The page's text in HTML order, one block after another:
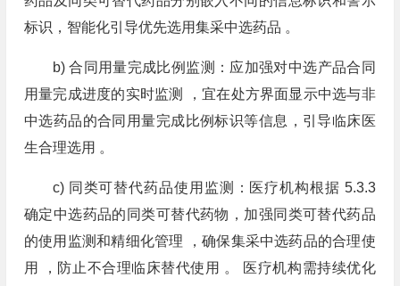
标识，智能化引导优先选用集采中选药品 。
b) 合同用量完成比例监测：应加强对中选产品合同
用量完成进度的实时监测 ，宜在处方界面显示中选与非
中选药品的合同用量完成比例标识等信息，引导临床医
生合理选用 。
c) 同类可替代药品使用监测：医疗机构根据 5.3.3
确定中选药品的同类可替代药物，加强同类可替代药品
的使用监测和精细化管理 ，确保集采中选药品的合理使
用 ，防止不合理临床替代使用 。 医疗机构需持续优化